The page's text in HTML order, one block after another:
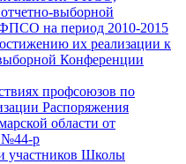
выборной
на период 2010-2015
их реализации к
Конференции
профсоюзов по
Распоряжения
области от
№44-р
участников Школы